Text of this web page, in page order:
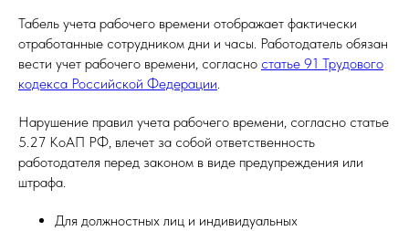
Табель учета рабочего времени отображает фактически
отработанные сотрудником дни и часы. Работодатель обязан
вести учет рабочего времени, согласно статье 91 Трудового
кодекса Российской Федерации.
Нарушение правил учета рабочего времени, согласно статье
5.27 КоАП РФ, влечет за собой ответственность
работодателя перед законом в виде предупреждения или
штрафа.
Для должностных лиц и индивидуальных